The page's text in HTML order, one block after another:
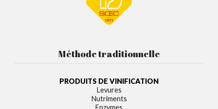
Méthode traditionnelle
PRODUITS DE VINIFICATION
Levures
Nutriments
Enzymes